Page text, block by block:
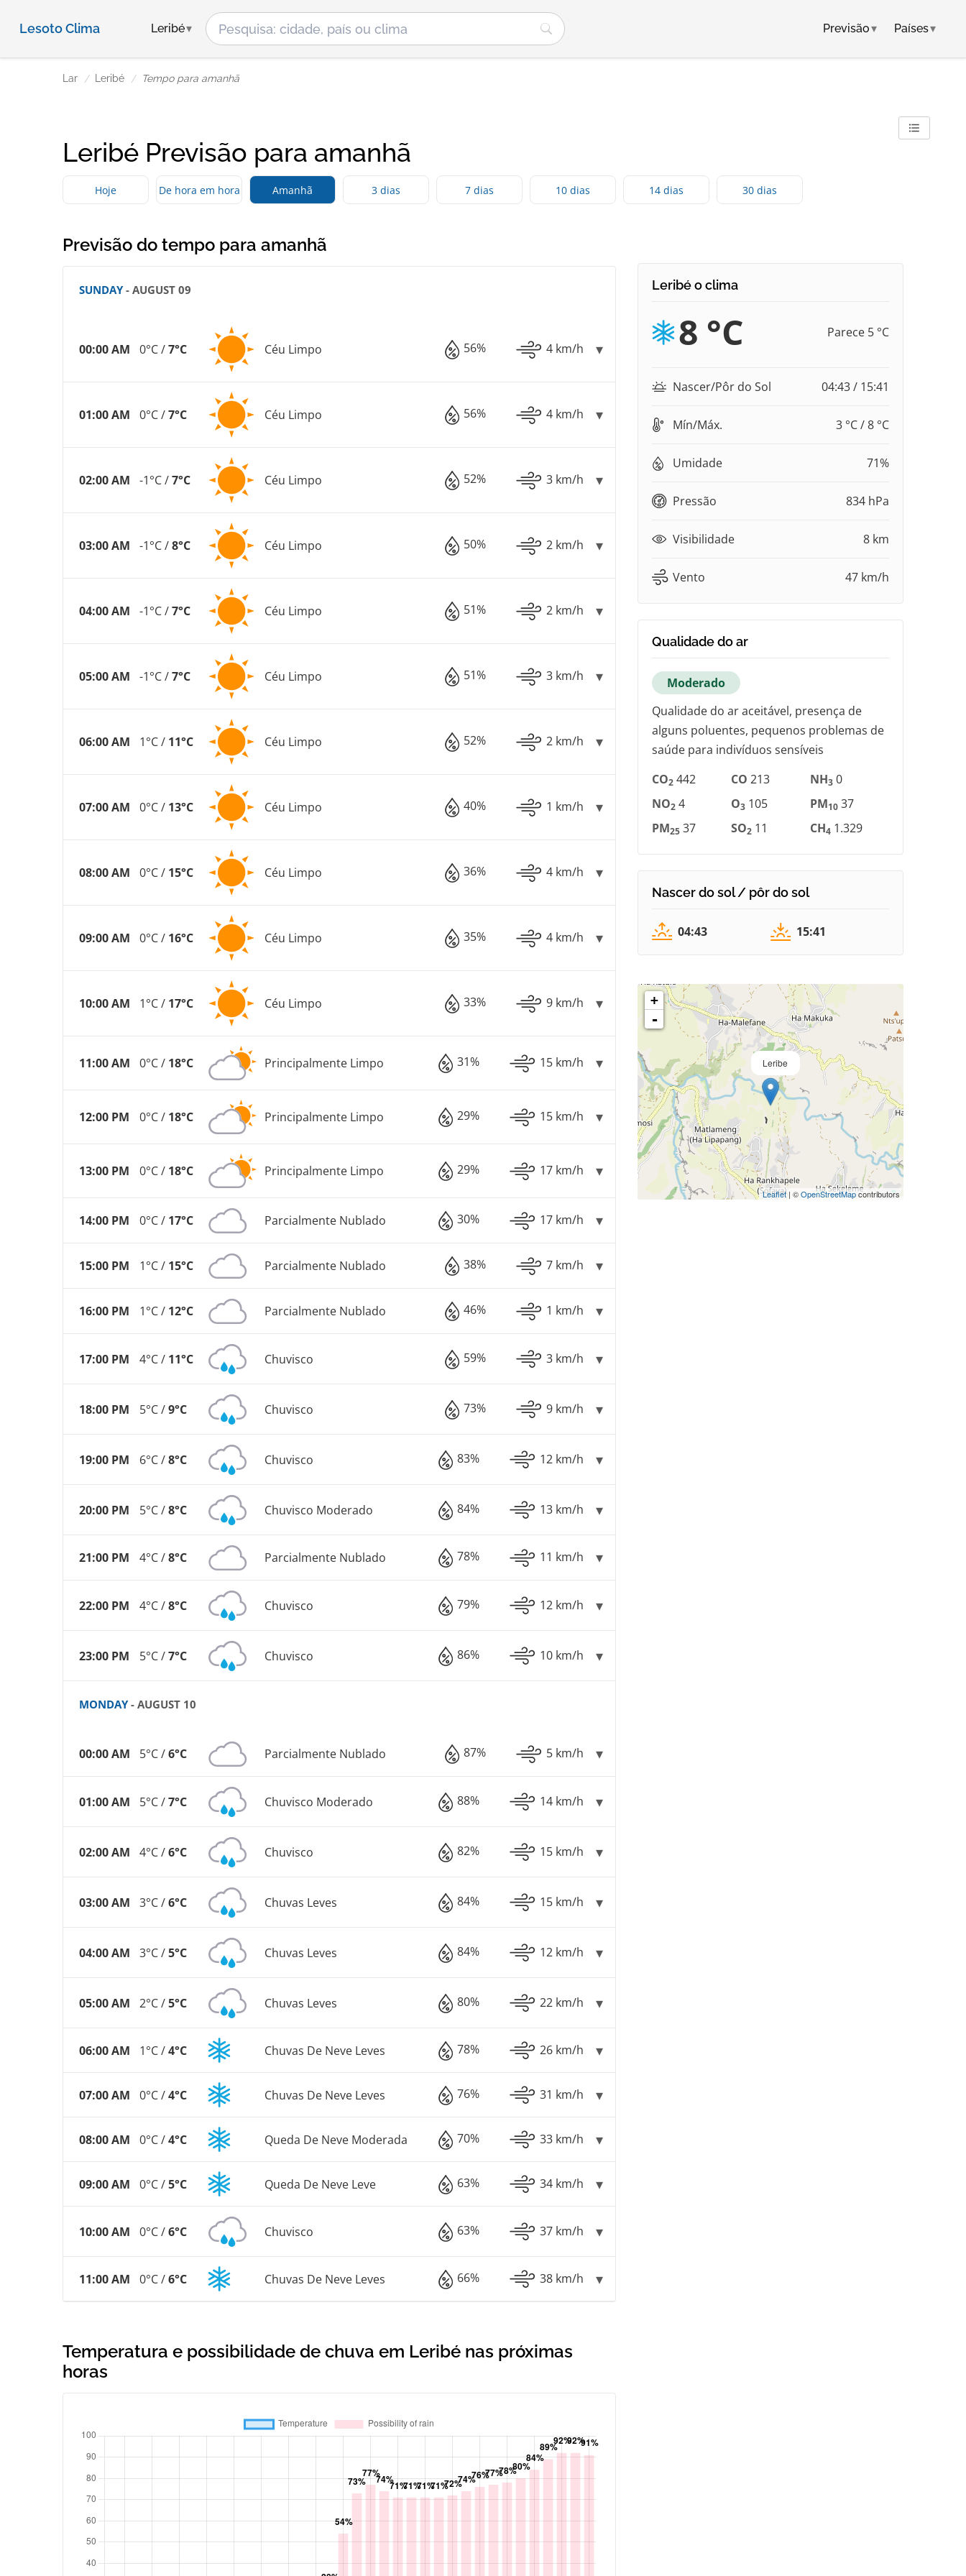
Lesoto Clima Leribé Previsão▾ Países▾
Lar Leribé Tempo para amanhã
Leribé Previsão para amanhã
Hoje De hora em hora Amanhã 3 dias 7 dias 10 dias 14 dias 30 dias
Previsão do tempo para amanhã
SUNDAY- AUGUST 09
00:00 AM 0°C /7°C Céu Limpo 56% 4 km/h
01:00 AM 0°C /7°C Céu Limpo 56% 4 km/h
02:00 AM -1°C /7°C Céu Limpo 52% 3 km/h
03:00 AM -1°C /8°C Céu Limpo 50% 2 km/h
04:00 AM -1°C /7°C Céu Limpo 51% 2 km/h
05:00 AM -1°C /7°C Céu Limpo 51% 3 km/h
06:00 AM 1°C / 11°C Céu Limpo 52% 2 km/h
07:00 AM 0°C / 13°C Céu Limpo 40% 1 km/h
08:00 AM 0°C / 15°C Céu Limpo 36% 4 km/h
09:00 AM 0°C / 16°C Céu Limpo 35% 4 km/h
10:00 AM 1°C / 17°C Céu Limpo 33% 9 km/h
11:00 AM 0°C / 18°C Principalmente Limpo 31% 15 km/h
12:00 PM 0°C / 18°C Principalmente Limpo 29% 15 km/h
13:00 PM 0°C / 18°C Principalmente Limpo 29% 17 km/h
14:00 PM 0°C / 17°C Parcialmente Nublado 30% 17 km/h
15:00 PM 1°C / 15°C Parcialmente Nublado 38% 7 km/h
16:00 PM 1°C / 12°C Parcialmente Nublado 46% 1 km/h
17:00 PM 4°C / 11°C Chuvisco 59% 3 km/h
18:00 PM 5°C /9°C Chuvisco 73% 9 km/h
19:00 PM 6°C /8°C Chuvisco 83% 12 km/h
20:00 PM 5°C /8°C Chuvisco Moderado 84% 13 km/h
21:00 PM 4°C /8°C Parcialmente Nublado 78% 11 km/h
22:00 PM 4°C /8°C Chuvisco 79% 12 km/h
23:00 PM 5°C /7°C Chuvisco 86% 10 km/h
MONDAY- AUGUST 10
00:00 AM 5°C /6°C Parcialmente Nublado 87% 5 km/h
01:00 AM 5°C /7°C Chuvisco Moderado 88% 14 km/h
02:00 AM 4°C /6°C Chuvisco 82% 15 km/h
03:00 AM 3°C /6°C Chuvas Leves 84% 15 km/h
04:00 AM 3°C /5°C Chuvas Leves 84% 12 km/h
05:00 AM 2°C /5°C Chuvas Leves 80% 22 km/h
06:00 AM 1°C /4°C Chuvas De Neve Leves 78% 26 km/h
07:00 AM 0°C /4°C Chuvas De Neve Leves 76% 31 km/h
08:00 AM 0°C /4°C Queda De Neve Moderada 70% 33 km/h
09:00 AM 0°C /5°C Queda De Neve Leve 63% 34 km/h
10:00 AM 0°C /6°C Chuvisco 63% 37 km/h
11:00 AM 0°C /6°C Chuvas De Neve Leves 66% 38 km/h
Temperatura e possibilidade de chuva em Leribé nas próximas
horas
Leribé o clima
8 °C Parece 5 °C
Nascer/Pôr do Sol 04:43 / 15:41
Mín/Máx. 3 °C / 8 °C
Umidade 71%
Pressão 834 hPa
Visibilidade 8 km
Vento 47 km/h
Qualidade do ar
Moderado
Qualidade do ar aceitável, presença de
alguns poluentes, pequenos problemas de
saúde para indivíduos sensíveis
CO2 442 CO 213 NH3 0
NO2 4 O3 105 PM10 37
PM25 37 SO2 11 CH4 1.329
Nascer do sol / pôr do sol
04:43 15:41
Leribe
+
-
Leaflet| ©OpenStreetMapcontributors